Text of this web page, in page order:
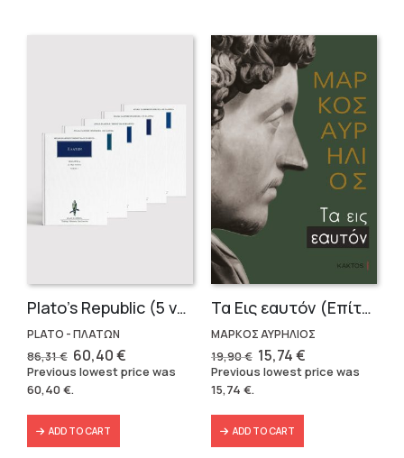
Plato’s Republic (5 volumes)
PLATO - ΠΛΑΤΩΝ
86,31€ Original
price
was:
86,31 €.
60,40€Current
price
is:
Previous lowest price was
60,40€.
ADD TO CART
Τα Εις εαυτόν (Επίτομο) – Μάρκος Αυρήλιος
ΜΑΡΚΟΣ ΑΥΡΗΛΙΟΣ
19,90€ Original
price
was:
15,74€Current
price
is:
Previous lowest price was
15,74 €.
ADD TO CART